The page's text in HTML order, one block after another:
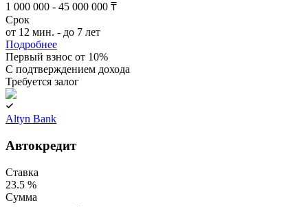
1 000 000 - 45 000 000 ₸
Срок
от 12 мин. - до 7 лет
Подробнее
Первый взнос от 10%
C подтверждением дохода
Требуется залог
Altyn Bank
Автокредит
Ставка
23.5 %
Сумма